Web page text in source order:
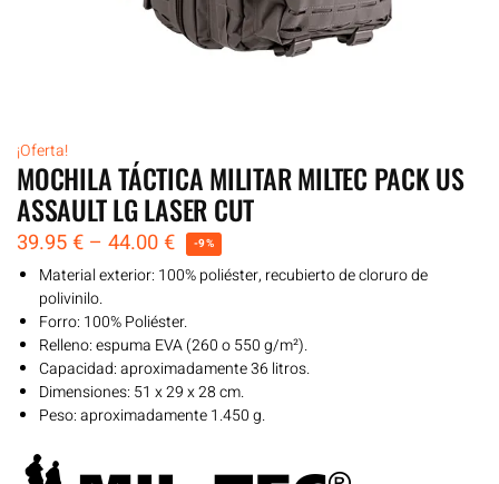
¡Oferta!
MOCHILA TÁCTICA MILITAR MILTEC PACK US
ASSAULT LG LASER CUT
39.95€ – 44.00€ -9%
Material exterior: 100% poliéster, recubierto de cloruro de
polivinilo.
Forro: 100% Poliéster.
Relleno: espuma EVA (260 o 550 g/m²).
Capacidad: aproximadamente 36 litros.
Dimensiones: 51 x 29 x 28 cm.
Peso: aproximadamente 1.450 g.